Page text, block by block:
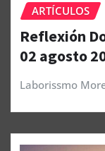
ARTÍCULOS
Reflexión
02 agosto
Laborissmo